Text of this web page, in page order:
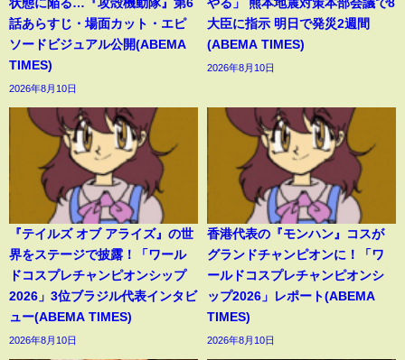
状態に陥る…『攻殻機動隊』第6
話あらすじ・場面カット・エピ
ソードビジュアル公開(ABEMA
TIMES)
2026年8月10日
やる」 熊本地震対策本部会議で8
大臣に指示 明日で発災2週間
(ABEMA TIMES)
2026年8月10日
『テイルズ オブ アライズ』の世
界をステージで披露！「ワール
ドコスプレチャンピオンシップ
2026」3位ブラジル代表インタビ
ュー(ABEMA TIMES)
2026年8月10日
香港代表の『モンハン』コスが
グランドチャンピオンに！「ワ
ールドコスプレチャンピオンシ
ップ2026」レポート(ABEMA
TIMES)
2026年8月10日